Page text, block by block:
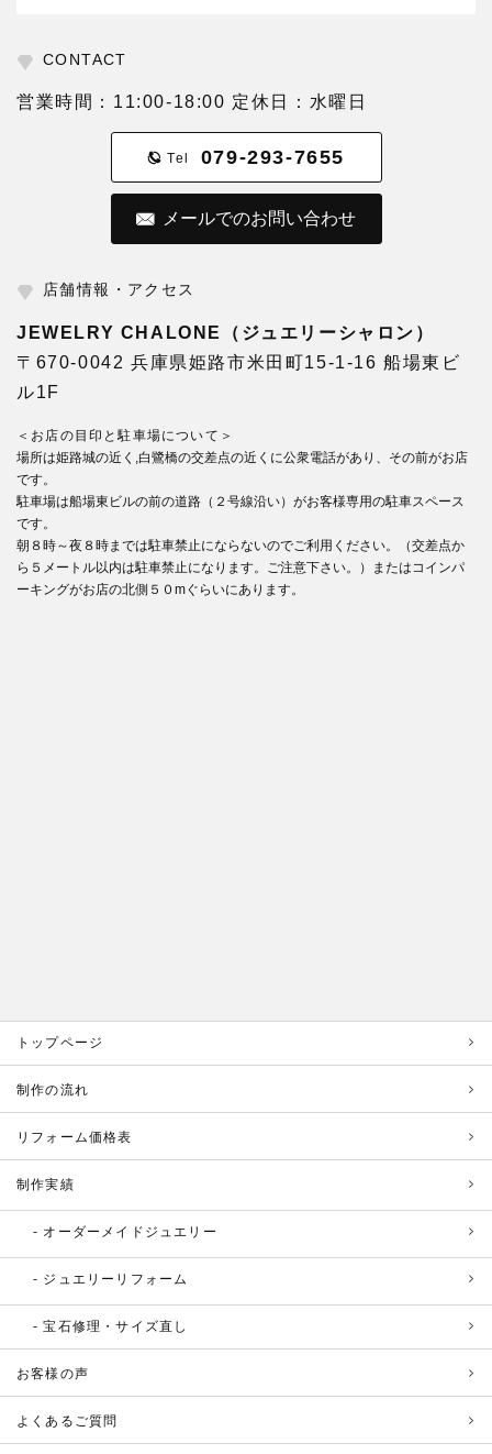
CONTACT
営業時間：11:00-18:00 定休日：水曜日
Tel 079-293-7655
メールでのお問い合わせ
店舗情報・アクセス
JEWELRY CHALONE（ジュエリーシャロン）
〒670-0042 兵庫県姫路市米田町15-1-16 船場東ビ
ル1F
＜お店の目印と駐車場について＞
場所は姫路城の近く,白鷺橋の交差点の近くに公衆電話があり、その前がお店
です。
駐車場は船場東ビルの前の道路（２号線沿い）がお客様専用の駐車スペース
です。
朝８時～夜８時までは駐車禁止にならないのでご利用ください。（交差点か
ら５メートル以内は駐車禁止になります。ご注意下さい。）またはコインパ
ーキングがお店の北側５０mぐらいにあります。
トップページ
制作の流れ
リフォーム価格表
制作実績
オーダーメイドジュエリー
ジュエリーリフォーム
宝石修理・サイズ直し
お客様の声
よくあるご質問